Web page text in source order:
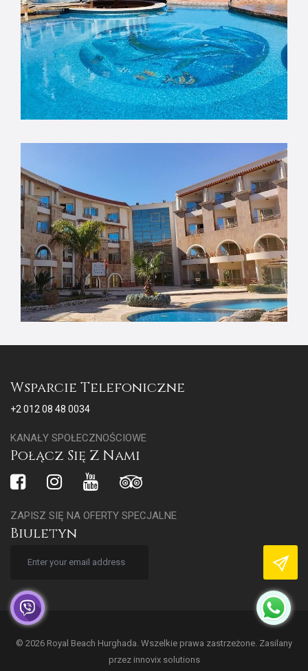
Wsparcie Telefoniczne
+2 012 08 48 0034
KANAŁY SPOŁECZNOŚCIOWE
Połącz Się Z Nami
ZAPISZ SIĘ NA OFERTY SPECJALNE
Biuletyn
© 2026 Royal Beach Hurghada. Wszelkie prawa zastrzeżone. Zasilany
przez innovix solutions